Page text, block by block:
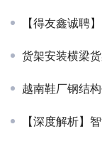
【得友鑫诚聘
货架安装横梁
越南鞋厂钢结
【深度解析】